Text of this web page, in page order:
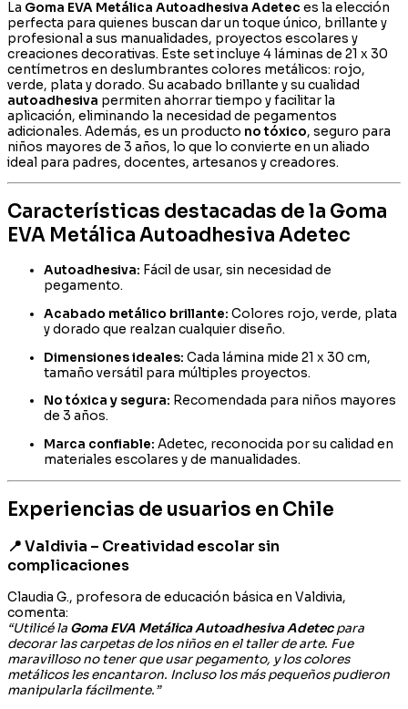
La Goma EVA Metálica Autoadhesiva Adetec es la elección
perfecta para quienes buscan dar un toque único, brillante y
profesional a sus manualidades, proyectos escolares y
creaciones decorativas. Este set incluye 4 láminas de 21 x 30
centímetros en deslumbrantes colores metálicos: rojo,
verde, plata y dorado. Su acabado brillante y su cualidad
autoadhesiva permiten ahorrar tiempo y facilitar la
aplicación, eliminando la necesidad de pegamentos
adicionales. Además, es un producto no tóxico, seguro para
niños mayores de 3 años, lo que lo convierte en un aliado
ideal para padres, docentes, artesanos y creadores.
Características destacadas de la Goma
EVA Metálica Autoadhesiva Adetec
Autoadhesiva: Fácil de usar, sin necesidad de
pegamento.
Acabado metálico brillante: Colores rojo, verde, plata
y dorado que realzan cualquier diseño.
Dimensiones ideales: Cada lámina mide 21 x 30 cm,
tamaño versátil para múltiples proyectos.
No tóxica y segura: Recomendada para niños mayores
de 3 años.
Marca confiable: Adetec, reconocida por su calidad en
materiales escolares y de manualidades.
Experiencias de usuarios en Chile
📍 Valdivia – Creatividad escolar sin
complicaciones
Claudia G., profesora de educación básica en Valdivia,
comenta:
“Utilicé la Goma EVA Metálica Autoadhesiva Adetecpara
decorar las carpetas de los niños en el taller de arte. Fue
maravilloso no tener que usar pegamento, y los colores
metálicos les encantaron. Incluso los más pequeños pudieron
manipularla fácilmente.”